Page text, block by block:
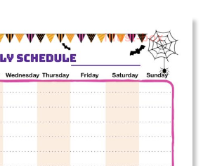
illust-box